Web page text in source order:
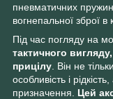
пневматичних
вогнепальної зброї
Під час погляду на
тактичного
прицілу . Він не
особливість і
призначення. Цей